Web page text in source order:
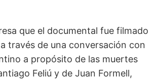
que el documental fue filmado
través de una conversación con
a propósito de las muertes
Feliú y de Juan Formell,